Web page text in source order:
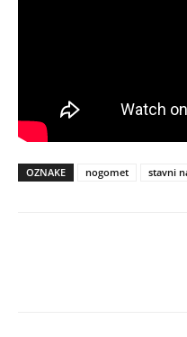
OZNAKE nogomet stavni